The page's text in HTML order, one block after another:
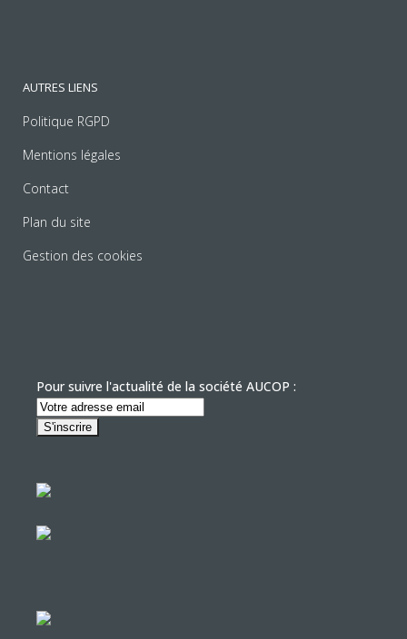
AUTRES LIENS
Politique RGPD
Mentions légales
Contact
Plan du site
Gestion des cookies
Pour suivre l'actualité de la société AUCOP :